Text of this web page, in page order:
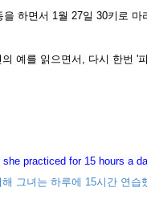
하면서 1월 27일 30키로 마
예를 읽으면서, 다시 한번 '
practiced for 15 hours a
그녀는 하루에 15시간 연습